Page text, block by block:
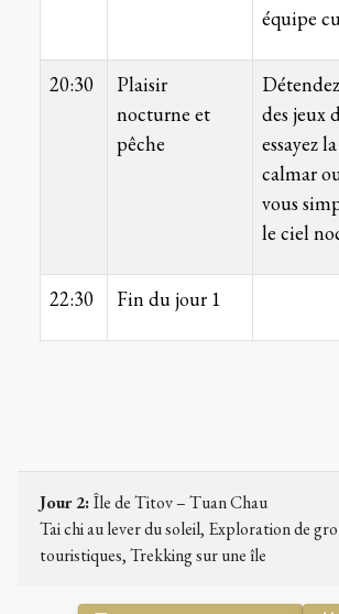
équipe
20:30
Plaisir
nocturne et
pêche
des jeux
essayez
calmar
vous
le ciel
22:30 Fin du jour 1
Jour 2:Île de Titov – Tuan Chau
Tai chi au lever du soleil, Exploration de
touristiques, Trekking sur une île